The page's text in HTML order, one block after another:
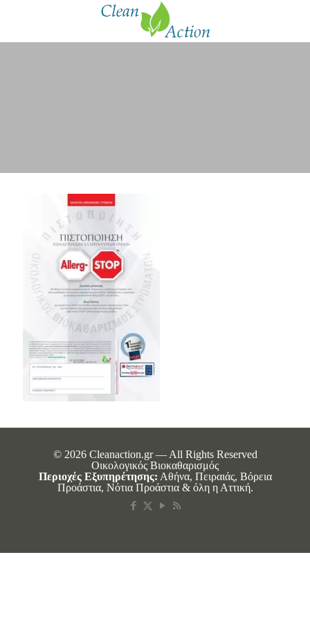
© 2026 Cleanaction.gr — All Rights Reserved
Οικολογικός Βιοκαθαρισμός
Περιοχές Εξυπηρέτησης: Αθήνα, Πειραιάς, Βόρεια
Προάστια, Νότια Προάστια & όλη η Αττική.